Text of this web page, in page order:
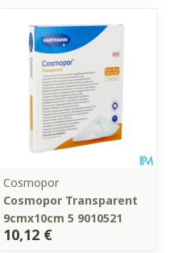
Cosmopor
Cosmopor Transparent
9cmx10cm 5 9010521
10,12 €